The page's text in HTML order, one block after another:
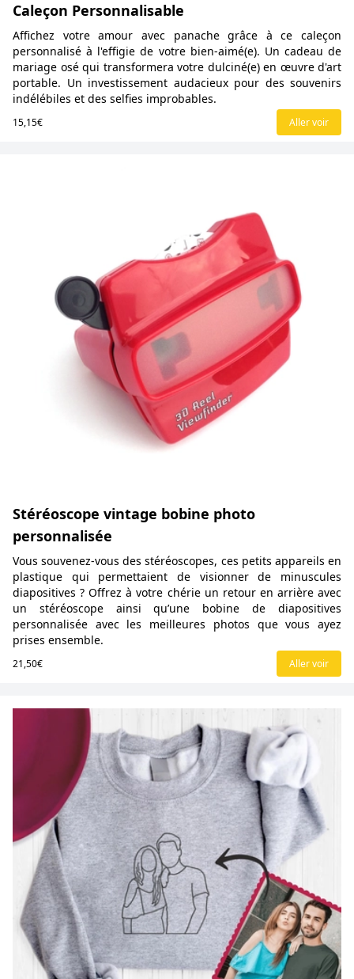
Caleçon Personnalisable
Affichez votre amour avec panache grâce à ce caleçon
personnalisé à l'effigie de votre bien-aimé(e). Un cadeau de
mariage osé qui transformera votre dulciné(e) en œuvre d'art
portable. Un investissement audacieux pour des souvenirs
indélébiles et des selfies improbables.
15,15€ Aller voir
Stéréoscope vintage bobine photo
personnalisée
Vous souvenez-vous des stéréoscopes, ces petits appareils en
plastique qui permettaient de visionner de minuscules
diapositives ? Offrez à votre chérie un retour en arrière avec
un stéréoscope ainsi qu’une bobine de diapositives
personnalisée avec les meilleures photos que vous ayez
prises ensemble.
21,50€ Aller voir